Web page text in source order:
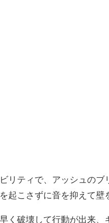
リティで、アッシュのブ
起こさずに音を抑えて壁
く破壊して行動が出来、